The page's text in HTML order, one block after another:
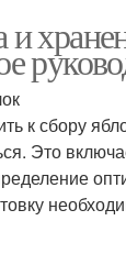
и
к сбору
Это